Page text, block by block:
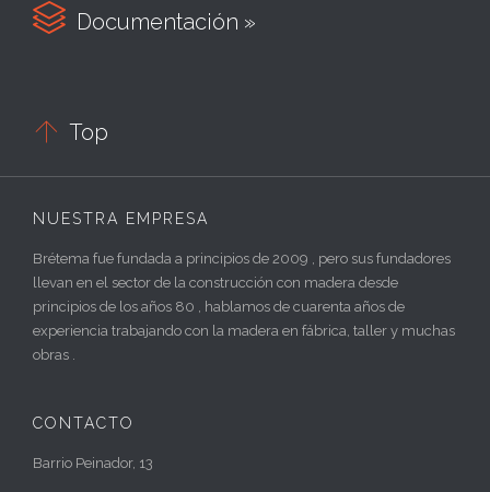
 Documentación »
 Top
NUESTRA EMPRESA
Brétema fue fundada a principios de 2009 , pero sus fundadores
llevan en el sector de la construcción con madera desde
principios de los años 80 , hablamos de cuarenta años de
experiencia trabajando con la madera en fábrica, taller y muchas
obras .
CONTACTO
Barrio Peinador, 13